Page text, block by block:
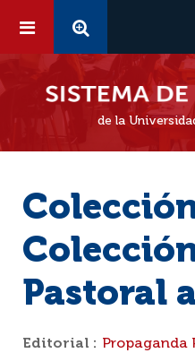
de la
Pastoral
Editorial : Propaganda